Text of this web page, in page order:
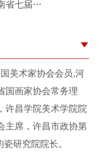
省七届…
美术家协会会员,河
国画家协会常务理
许昌学院美术学院院
主席，许昌市政协第
研究院院长。